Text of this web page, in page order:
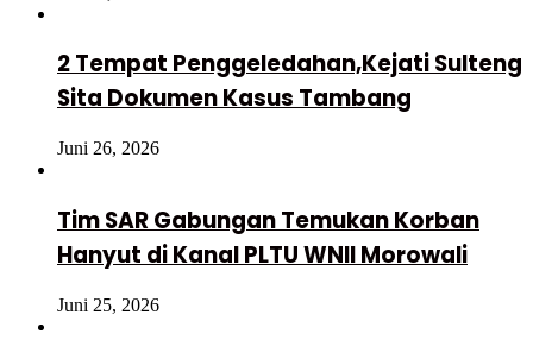
2 Tempat Penggeledahan,Kejati Sulteng
Sita Dokumen Kasus Tambang
Juni 26, 2026
Tim SAR Gabungan Temukan Korban
Hanyut di Kanal PLTU WNII Morowali
Juni 25, 2026